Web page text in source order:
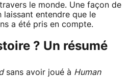
le monde. Une façon de
laissant entendre que le
a été pris en compte.
? Un résumé
sans avoir joué à Human